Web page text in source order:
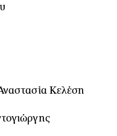
Κελέση